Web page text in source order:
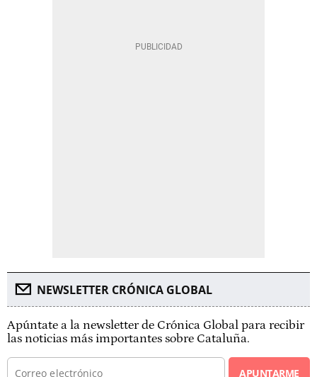
NEWSLETTER CRÓNICA GLOBAL
Apúntate a la newsletter de Crónica Global para recibir
las noticias más importantes sobre Cataluña.
APUNTARME